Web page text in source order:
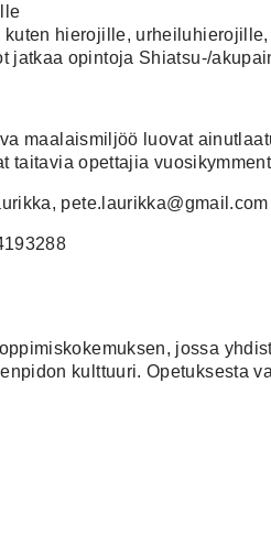
hierojille,
jatkaa opintoja Shiatsu-/
maalaismiljöö luovat
opettajia
pete.laurikka@gmail.com
jossa
kulttuuri. Opetuksesta